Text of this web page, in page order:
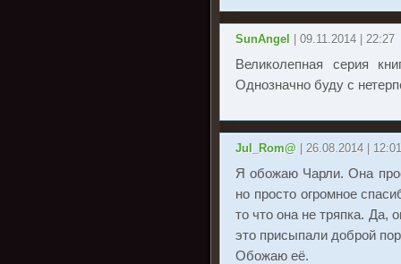
SunAngel | 09.11.2014 | 22:27
Великолепная серия
Однозначно буду с
Jul_Rom@ | 26.08.2014 |
Я обожаю Чарли. Она
но просто огромное
то что она не тряпка. Да,
это присыпали доброй
Обожаю её.